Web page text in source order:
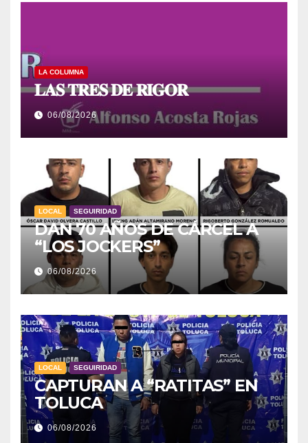
LA COLUMNA
𝐋𝐀𝐒 𝐓𝐑𝐄𝐒 𝐃𝐄 𝐑𝐈𝐆𝐎𝐑
06/08/2026
LOCAL SEGUIRIDAD
DAN 70 AÑOS DE CÁRCEL A
“LOS JOCKERS”
06/08/2026
LOCAL SEGUIRIDAD
CAPTURAN A “RATITAS” EN
TOLUCA
06/08/2026